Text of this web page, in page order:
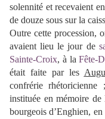
solennité et recevaient
de douze sous sur la
Outre cette procession,
avaient lieu le jour de
Sainte-Croix, à laFête-
était faite par les
confrérie
instituée en mémoire de
bourgeois d’Enghien,